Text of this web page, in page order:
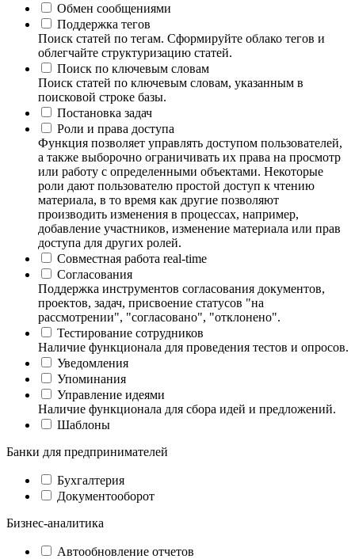
Обмен сообщениями
Поддержка тегов
Поиск статей по тегам. Сформируйте облако тегов и
облегчайте структуризацию статей.
Поиск по ключевым словам
Поиск статей по ключевым словам, указанным в
поисковой строке базы.
Постановка задач
Роли и права доступа
Функция позволяет управлять доступом пользователей,
а также выборочно ограничивать их права на просмотр
или работу с определенными объектами. Некоторые
роли дают пользователю простой доступ к чтению
материала, в то время как другие позволяют
производить изменения в процессах, например,
добавление участников, изменение материала или прав
доступа для других ролей.
Совместная работа real-time
Согласования
Поддержка инструментов согласования документов,
проектов, задач, присвоение статусов "на
рассмотрении", "согласовано", "отклонено".
Тестирование сотрудников
Наличие функционала для проведения тестов и опросов.
Уведомления
Упоминания
Управление идеями
Наличие функционала для сбора идей и предложений.
Шаблоны
Банки для предпринимателей
Бухгалтерия
Документооборот
Бизнес-аналитика
Автообновление отчетов